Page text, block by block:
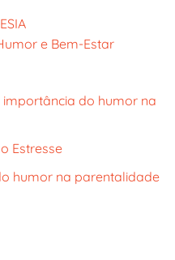
e Bem-Estar
do humor na
Estresse
humor na parentalidade